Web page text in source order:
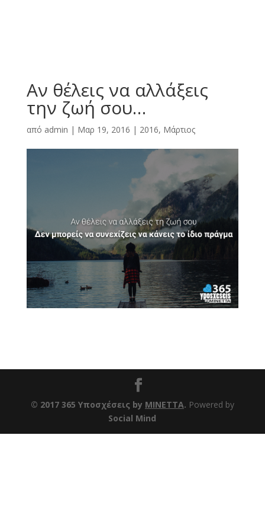
Αν θέλεις να αλλάξεις
την ζωή σου…
από admin | Μαρ 19, 2016 | 2016, Μάρτιος
© 2017 365 Υποσχέσεις by ΜΙΝΕΤΤΑ. Powered by
Social Mind